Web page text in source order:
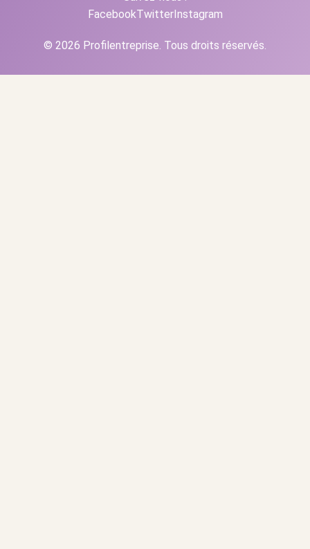
FacebookTwitterInstagram
© 2026 Profilentreprise. Tous droits réservés.